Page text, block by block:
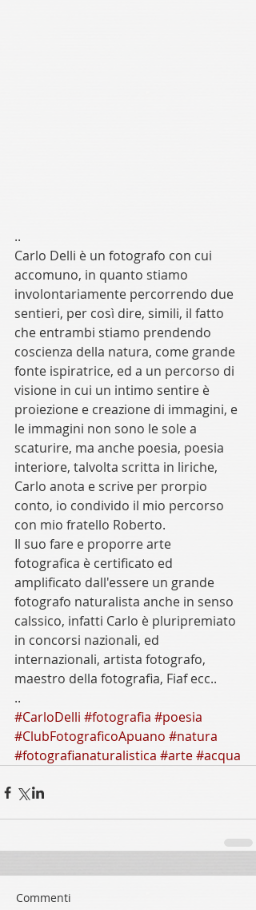
..
Carlo Delli è un fotografo con cui
accomuno, in quanto stiamo
involontariamente percorrendo due
sentieri, per così dire, simili, il fatto
che entrambi stiamo prendendo
coscienza della natura, come grande
fonte ispiratrice, ed a un percorso di
visione in cui un intimo sentire è
proiezione e creazione di immagini, e
le immagini non sono le sole a
scaturire, ma anche poesia, poesia
interiore, talvolta scritta in liriche,
Carlo anota e scrive per prorpio
conto, io condivido il mio percorso
con mio fratello Roberto.
Il suo fare e proporre arte
fotografica è certificato ed
amplificato dall'essere un grande
fotografo naturalista anche in senso
calssico, infatti Carlo è pluripremiato
in concorsi nazionali, ed
internazionali, artista fotografo,
maestro della fotografia, Fiaf ecc..
..
#CarloDelli #fotografia #poesia
#ClubFotograficoApuano #natura
#fotografianaturalistica #arte#acqua
Commenti